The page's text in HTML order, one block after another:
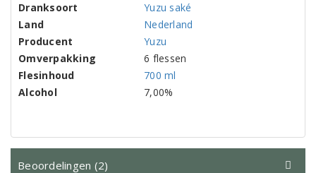
Dranksoort
Yuzu saké
Land
Nederland
Producent
Yuzu
Omverpakking
6 flessen
Flesinhoud
700 ml
Alcohol
7,00%
Beoordelingen (2)